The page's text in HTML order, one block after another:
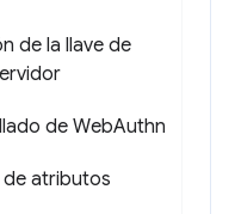
de la llave de
de WebAuthn
atributos